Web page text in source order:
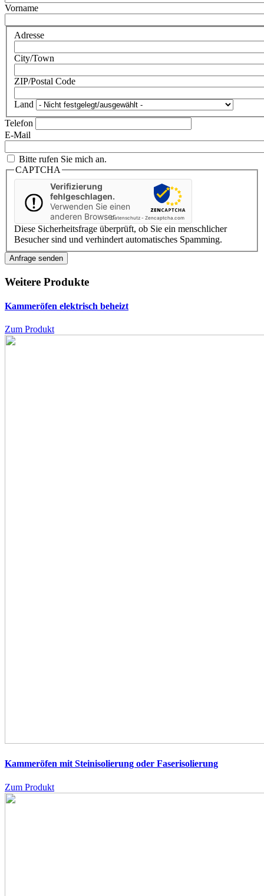
Vorname
Adresse
City/Town
ZIP/Postal Code
Land
Telefon
E-Mail
Bitte rufen Sie mich an.
CAPTCHA
Verifizierung
fehlgeschlagen.
Verwenden Sie einen
anderen BrowserDatenschutz - Zencaptcha.com
Diese Sicherheitsfrage überprüft, ob Sie ein menschlicher
Besucher sind und verhindert automatisches Spamming.
Weitere Produkte
Kammeröfen elektrisch beheizt
Zum Produkt
Kammeröfen mit Steinisolierung oder Faserisolierung
Zum Produkt